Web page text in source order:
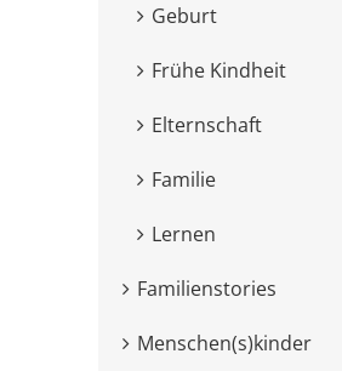
Geburt
Frühe Kindheit
Elternschaft
Familie
Lernen
Familienstories
Menschen(s)kinder